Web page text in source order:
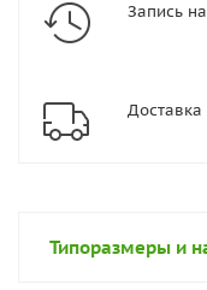
Запись
Типоразмеры и